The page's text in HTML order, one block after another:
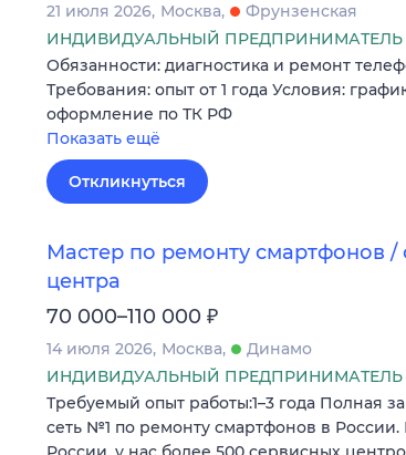
21 июля 2026 Москва
Фрунзенская
ИНДИВИДУАЛЬНЫЙ ПРЕДПРИНИМАТЕЛЬ
Обязанности: диагностика и ремонт
Требования: опыт от 1 года Условия:
оформление по ТК РФ
Показать ещё
Откликнуться
Мастер по ремонту смартфонов /
центра
70 000–110 000 ₽
14 июля 2026 Москва
Динамо
ИНДИВИДУАЛЬНЫЙ
Требуемый опыт работы:1–3 года Полная
сеть №1 по ремонту смартфонов в России.